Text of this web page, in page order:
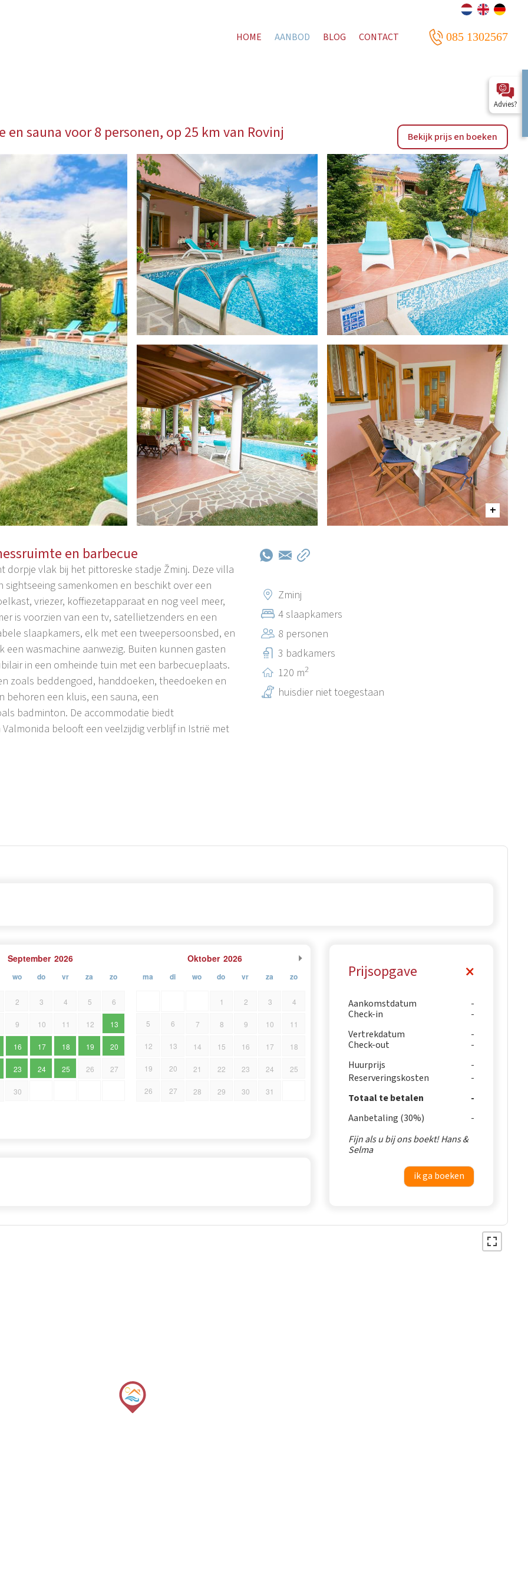
HOME AANBOD BLOG CONTACT 085 1302567
sauna voor 8 personen, op 25 km van Rovinj Bekijk prijs en boeken
en barbecue
vlak bij het pittoreske stadje Žminj. Deze villa
samenkomen en beschikt over een
vriezer, koffiezetapparaat en nog veel meer,
is voorzien van een tv, satellietzenders en een
slaapkamers, elk met een tweepersoonsbed, en
wasmachine aanwezig. Buiten kunnen gasten
in een omheinde tuin met een barbecueplaats.
zoals beddengoed, handdoeken, theedoeken en
behoren een kluis, een sauna, een
badminton. De accommodatie biedt
belooft een veelzijdig verblijf in Istrië met
in Istrië naar Žminj leiden, het hart van het
Istrië, bekend om zijn schilderachtige heuvels,
genieten van lokale specialiteiten zoals
Zminj
4 slaapkamers
8 personen
3 badkamers
120 m2
huisdier niet toegestaan
September 2026
wo do vr za zo
2 3 4 5 6
9 10 11 12 13
16 17 18 19 20
23 24 25 26 27
30
Oktober 2026
ma di wo do vr za zo
1 2 3 4
5 6 7 8 9 10 11
12 13 14 15 16 17 18
19 20 21 22 23 24 25
26 27 28 29 30 31
Prijsopgave
Aankomstdatum
Check-in
Vertrekdatum
Check-out
Huurprijs
Reserveringskosten
Totaal te betalen
Aanbetaling (30%)
Fijn als u bij ons boekt! Hans &
Selma
ik ga boeken
Advies?